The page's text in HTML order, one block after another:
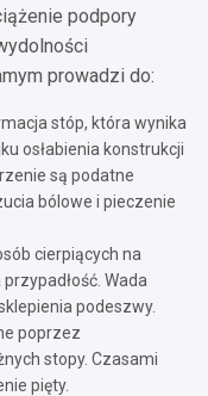
podpory
prowadzi do:
stóp, która wynika
osłabienia konstrukcji
są podatne
bólowe i pieczenie
cierpiących na
Wada
podeszwy.
poprzez
stopy. Czasami
pięty.